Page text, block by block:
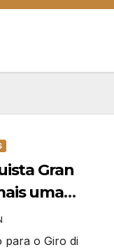
Gran
uma
para o Giro di